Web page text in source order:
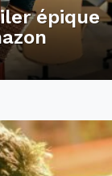
épique